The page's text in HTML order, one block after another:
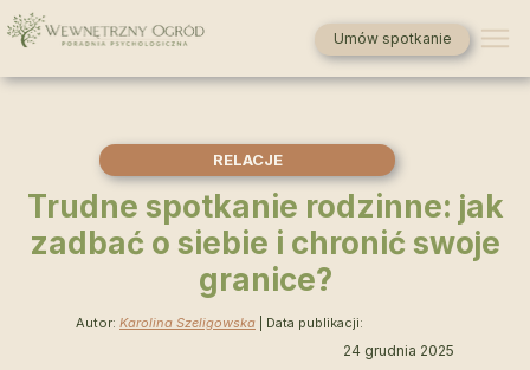
Umów spotkanie
RELACJE
Trudne spotkanie rodzinne: jak
zadbać o siebie i chronić swoje
granice?
Autor: Karolina Szeligowska | Data publikacji:
24 grudnia 2025